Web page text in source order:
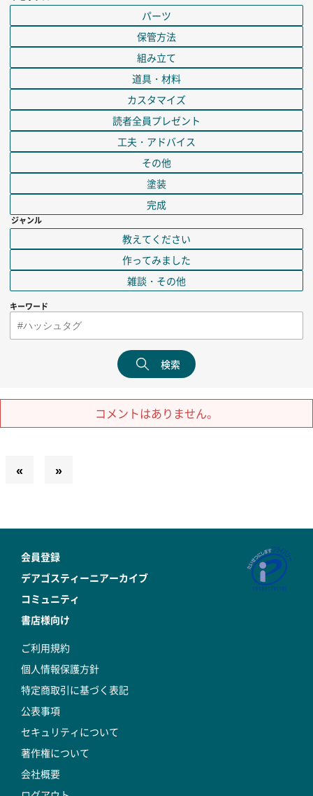
パーツ
保管方法
組み立て
道具・材料
カスタマイズ
読者全員プレゼント
工夫・アドバイス
その他
塗装
完成
ジャンル
教えてください
作ってみました
雑談・その他
キーワード
検索
コメントはありません。
« »
会員登録
デアゴスティーニアーカイブ
コミュニティ
書店様向け
ご利用規約
個人情報保護方針
特定商取引に基づく表記
公表事項
セキュリティについて
著作権について
会社概要